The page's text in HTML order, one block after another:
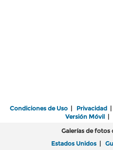
Condiciones de Uso | Privacidad |
Versión Móvil|
Galerías de fotos
Estados Unidos |